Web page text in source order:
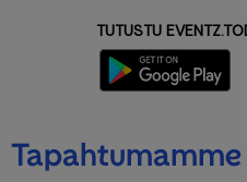
TUTUSTU
Tapahtumamme